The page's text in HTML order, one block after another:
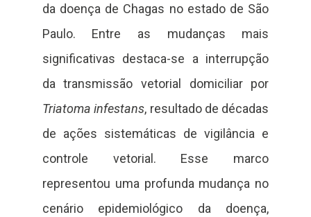
da doença de Chagas no estado de São
Paulo. Entre as mudanças mais
significativas destaca-se a interrupção
da transmissão vetorial domiciliar por
Triatoma infestans, resultado de décadas
de ações sistemáticas de vigilância e
controle vetorial. Esse marco
representou uma profunda mudança no
cenário epidemiológico da doença,